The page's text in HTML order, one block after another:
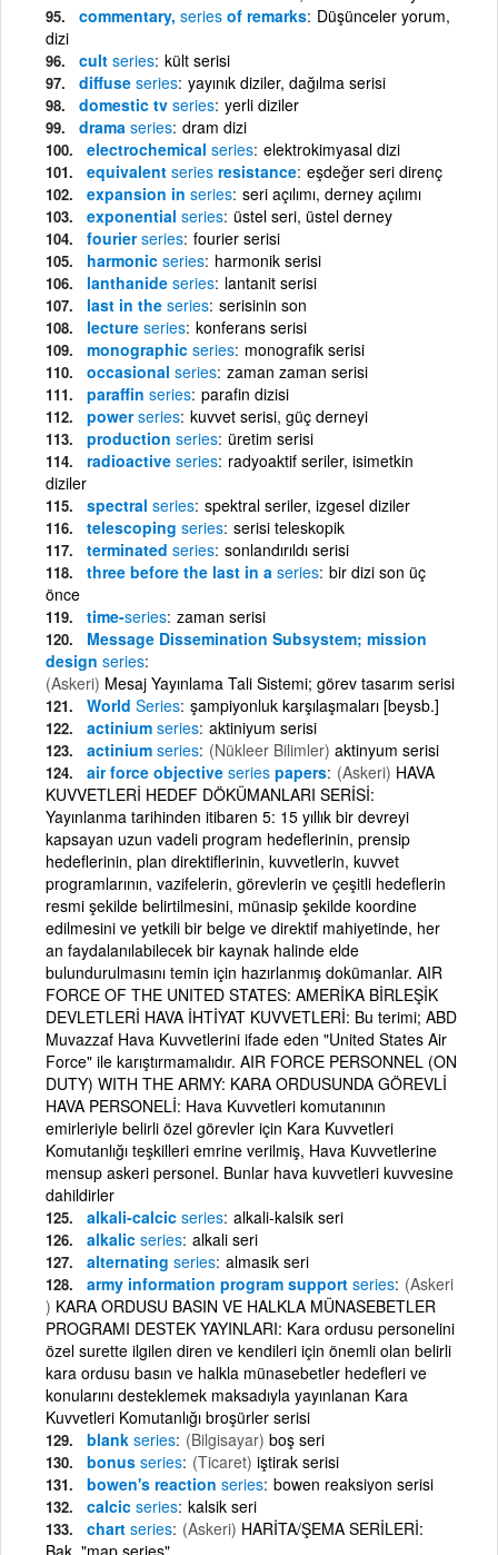
commentary, series of remarks Düşünceler yorum,
dizi
cult series kült serisi
diffuse series yayınık diziler, dağılma serisi
domestic tv series yerli diziler
drama series dram dizi
electrochemical series elektrokimyasal dizi
equivalent series resistance eşdeğer seri direnç
expansion in series seri açılımı, derney açılımı
exponential series üstel seri, üstel derney
fourierseries fourier serisi
harmonic series harmonik serisi
lanthanide series lantanit serisi
last in the series serisinin son
lecture series konferans serisi
monographic series monografik serisi
occasional series zaman zaman serisi
paraffin series parafin dizisi
powerseries kuvvet serisi, güç derneyi
production series üretim serisi
radioactive series radyoaktif seriler, isimetkin
diziler
spectral series spektral seriler, izgesel diziler
telescoping series serisi teleskopik
terminated series sonlandırıldı serisi
three before the last in a series bir dizi son üç
önce
time-series zaman serisi
Message Dissemination Subsystem; mission
design series
(Askeri) Mesaj Yayınlama Tali Sistemi; görev tasarım serisi
World Series şampiyonluk karşılaşmaları [beysb.]
actinium series aktiniyum serisi
actinium series (Nükleer Bilimler) aktinyum serisi
air force objective series papers (Askeri) HAVA
KUVVETLERİ HEDEF DÖKÜMANLARI SERİSİ:
Yayınlanma tarihinden itibaren 5: 15 yıllık bir devreyi
kapsayan uzun vadeli program hedeflerinin, prensip
hedeflerinin, plan direktiflerinin, kuvvetlerin, kuvvet
programlarının, vazifelerin, görevlerin ve çeşitli hedeflerin
resmi şekilde belirtilmesini, münasip şekilde koordine
edilmesini ve yetkili bir belge ve direktif mahiyetinde, her
an faydalanılabilecek bir kaynak halinde elde
bulundurulmasını temin için hazırlanmış dokümanlar. AIR
FORCE OF THE UNITED STATES: AMERİKA BİRLEŞİK
DEVLETLERİ HAVA İHTİYAT KUVVETLERİ: Bu terimi; ABD
Muvazzaf Hava Kuvvetlerini ifade eden "United States Air
Force" ile karıştırmamalıdır. AIR FORCE PERSONNEL (ON
DUTY) WITH THE ARMY: KARA ORDUSUNDA GÖREVLİ
HAVA PERSONELİ: Hava Kuvvetleri komutanının
emirleriyle belirli özel görevler için Kara Kuvvetleri
Komutanlığı teşkilleri emrine verilmiş, Hava Kuvvetlerine
mensup askeri personel. Bunlar hava kuvvetleri kuvvesine
dahildirler
alkali-calcic series alkali-kalsik seri
alkalic series alkali seri
alternating series almasik seri
army information program support series (Askeri
) KARA ORDUSU BASIN VE HALKLA MÜNASEBETLER
PROGRAMI DESTEK YAYINLARI: Kara ordusu personelini
özel surette ilgilen diren ve kendileri için önemli olan belirli
kara ordusu basın ve halkla münasebetler hedefleri ve
konularını desteklemek maksadıyla yayınlanan Kara
Kuvvetleri Komutanlığı broşürler serisi
blank series (Bilgisayar) boş seri
bonus series (Ticaret) iştirak serisi
bowen's reaction series bowen reaksiyon serisi
calcic series kalsik seri
chart series (Askeri) HARİTA/ŞEMA SERİLERİ:
Bak. "map series"